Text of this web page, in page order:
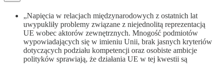
„Napięcia w relacjach międzynarodowych z ostatnich lat
uwypukliły problemy związane z niejednolitą reprezentacją
UE wobec aktorów zewnętrznych. Mnogość podmiotów
wypowiadających się w imieniu Unii, brak jasnych kryteriów
dotyczących podziału kompetencji oraz osobiste ambicje
polityków sprawiają, że działania UE w tej kwestii są